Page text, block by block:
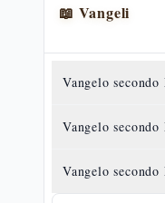
📖 Vangeli
Vangelo secondo
Vangelo secondo
Vangelo secondo